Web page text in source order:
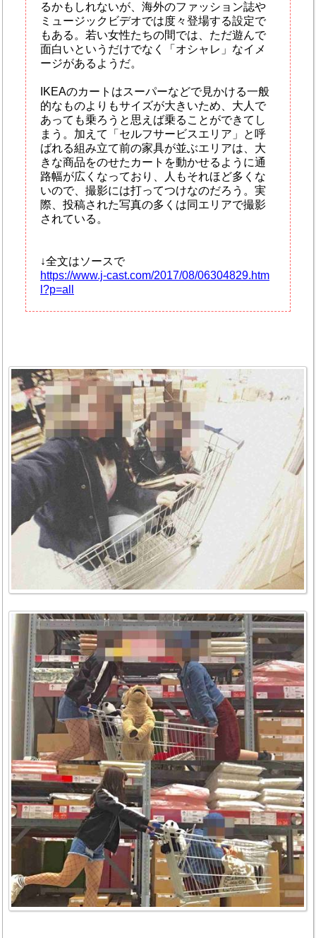
るかもしれないが、海外のファッション誌や
ミュージックビデオでは度々登場する設定で
もある。若い女性たちの間では、ただ遊んで
面白いというだけでなく「オシャレ」なイメ
ージがあるようだ。
IKEAのカートはスーパーなどで見かける一般
的なものよりもサイズが大きいため、大人で
あっても乗ろうと思えば乗ることができてし
まう。加えて「セルフサービスエリア」と呼
ばれる組み立て前の家具が並ぶエリアは、大
きな商品をのせたカートを動かせるように通
路幅が広くなっており、人もそれほど多くな
いので、撮影には打ってつけなのだろう。実
際、投稿された写真の多くは同エリアで撮影
されている。
↓全文はソースで
https://www.j-cast.com/2017/08/06304829.htm
l?p=all